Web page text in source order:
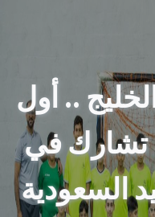
.. أول
تشارك في
السعودية